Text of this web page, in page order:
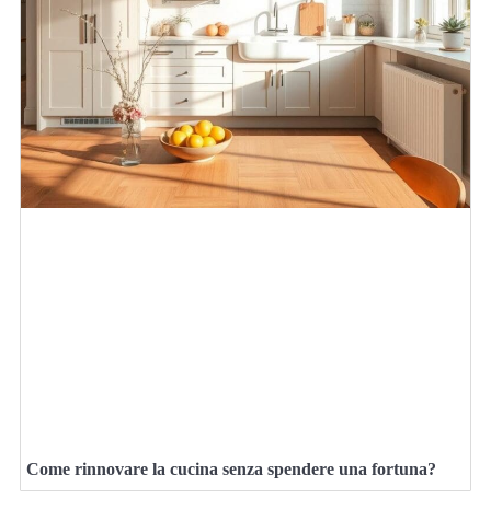
Come rinnovare la cucina senza spendere una fortuna?